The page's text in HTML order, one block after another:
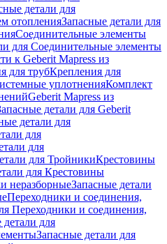
детали для
отопленияЗапасные детали для
Соединительные элементы
для Соединительные элементы
к Geberit Mapress из
для трубКрепления для
уплотненияКомплект
Geberit Mapress из
детали для Geberit
детали для
для
для
для ТройникиКрестовины
для Крестовины
неразборныеЗапасные детали
Переходники и соединения,
Переходники и соединения,
для
Запасные детали для